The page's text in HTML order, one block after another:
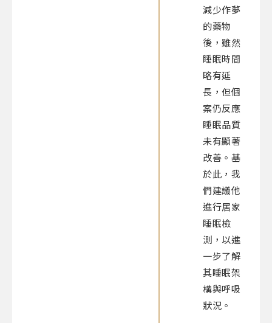
減少作夢
的藥物
後，雖然
睡眠時間
略有延
長，但個
案仍反應
睡眠品質
未有顯著
改善。基
於此，我
們建議他
進行居家
睡眠檢
測，以進
一步了解
其睡眠架
構與呼吸
狀況。